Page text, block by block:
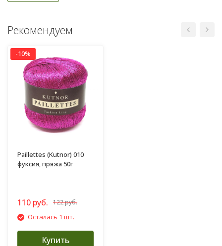
Рекомендуем
-10%
Paillettes (Kutnor) 010
фуксия, пряжа 50г
110 руб. 122 руб.
Осталась 1 шт.
Купить